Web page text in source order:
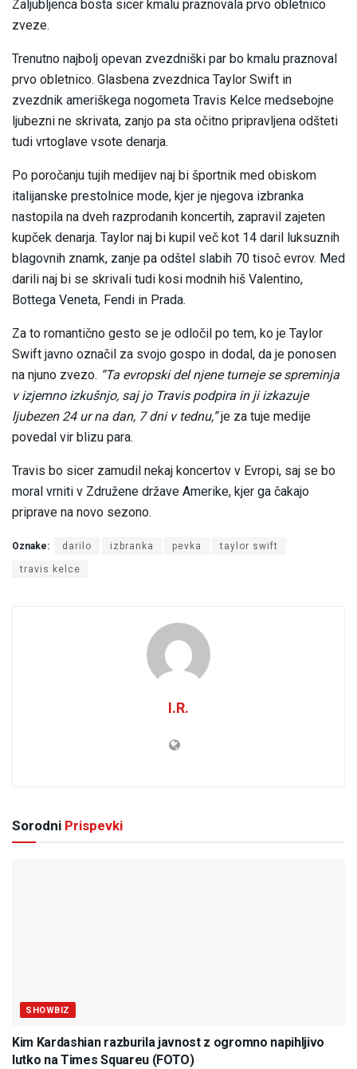
Zaljubljenca bosta sicer kmalu praznovala prvo obletnico
zveze.
Trenutno najbolj opevan zvezdniški par bo kmalu praznoval
prvo obletnico. Glasbena zvezdnica Taylor Swift in
zvezdnik ameriškega nogometa Travis Kelce medsebojne
ljubezni ne skrivata, zanjo pa sta očitno pripravljena odšteti
tudi vrtoglave vsote denarja.
Po poročanju tujih medijev naj bi športnik med obiskom
italijanske prestolnice mode, kjer je njegova izbranka
nastopila na dveh razprodanih koncertih, zapravil zajeten
kupček denarja. Taylor naj bi kupil več kot 14 daril luksuznih
blagovnih znamk, zanje pa odštel slabih 70 tisoč evrov. Med
darili naj bi se skrivali tudi kosi modnih hiš Valentino,
Bottega Veneta, Fendi in Prada.
Za to romantično gesto se je odločil po tem, ko je Taylor
Swift javno označil za svojo gospo in dodal, da je ponosen
na njuno zvezo. “Ta evropski del njene turneje se spreminja
v izjemno izkušnjo, saj jo Travis podpira in ji izkazuje
ljubezen 24 ur na dan, 7 dni v tednu,”je za tuje medije
povedal vir blizu para.
Travis bo sicer zamudil nekaj koncertov v Evropi, saj se bo
moral vrniti v Združene države Amerike, kjer ga čakajo
priprave na novo sezono.
Oznake: darilo izbranka pevka taylor swift
travis kelce
I.R.
Sorodni Prispevki
SHOWBIZ
Kim Kardashian razburila javnost z ogromno napihljivo
lutko na Times Squareu (FOTO)